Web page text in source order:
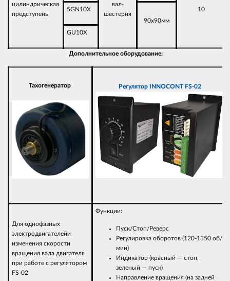
цилиндрическая
предступень
вал-
шестерня
10
5GN10X
90х90мм
GU10X
Дополнительное оборудование:
Тахогенератор Регулятор INNOCONT FS-02
Для однофазных
электродвигателейи
изменения скорости
вращения вала двигателя
при работе с регулятором
FS-02
Функции:
Пуск/Стоп/Реверс
Регулировка оборотов (120-1350 об/
мин)
Индикатор (красный — стоп,
зеленый — пуск)
Направление вращения (на задней